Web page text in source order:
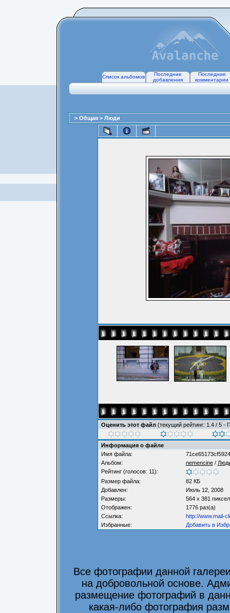
Список альбомов
Последние
добавления
Последние
комментарии
> Общая > Люди
Оценить этот файл (текущий рейтинг: 1.4 / 5 -
Информация о файле
Имя файла:
Альбом:
nemencine/
Рейтинг (голосов: 11):
Размер файла:
82 КБ
Добавлен:
Июль 12, 2008
Размеры:
564 x 381
Отображен:
1776 раз(а)
Ссылка:
http://www.mail-
Избранные:
Добавить в
Все фотографии данной
на добровольной основе.
размещение фотографий в
какая-либо фотография